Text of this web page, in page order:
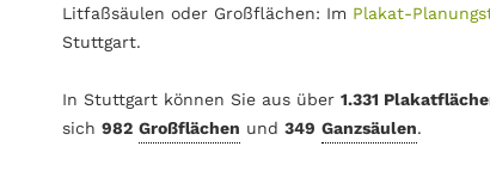
Litfaßsäulen oder Großflächen: Im Plakat-
Stuttgart.
In Stuttgart können Sie aus über 1.331
sich 982 Großflächen und 349 Ganzsäulen.